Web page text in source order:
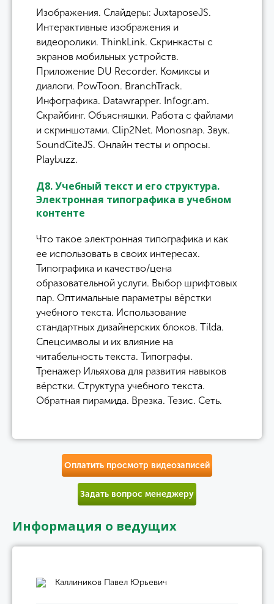
Изображения. Слайдеры: JuxtaposeJS.
Интерактивные изображения и
видеоролики. ThinkLink. Скринкасты с
экранов мобильных устройств.
Приложение DU Recorder. Комиксы и
диалоги. PowToon. BranchTrack.
Инфографика. Datawrapper. Infogr.am.
Скрайбинг. Объясняшки. Работа с файлами
и скриншотами. Clip2Net. Monosnap. Звук.
SoundCiteJS. Онлайн тесты и опросы.
Playbuzz.
Д8. Учебный текст и его структура.
Электронная типографика в учебном
контенте
Что такое электронная типографика и как
ее использовать в своих интересах.
Типографика и качество/цена
образовательной услуги. Выбор шрифтовых
пар. Оптимальные параметры вёрстки
учебного текста. Использование
стандартных дизайнерских блоков. Tilda.
Спецсимволы и их влияние на
читабельность текста. Типографы.
Тренажер Ильяхова для развития навыков
вёрстки. Структура учебного текста.
Обратная пирамида. Врезка. Тезис. Сеть.
Оплатить просмотр видеозаписей
Задать вопрос менеджеру
Информация о ведущих
Каллиников Павел Юрьевич